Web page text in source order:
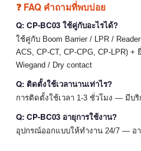
❓ FAQ คำถามที่พบบ่อย
Q: CP-BC03 ใช้คู่กับอะไรได้?
ใช้คู่กับ Boom Barrier / LPR /
ACS, CP-CT, CP-CPG, CP-LPR)
Wiegand / Dry contact
Q: ติดตั้งใช้เวลานานเท่าไร?
การติดตั้งใช้เวลา 1-3 ชั่วโมง — มีบริ
Q: CP-BC03 อายุการใช้งาน?
อุปกรณ์ออกแบบให้ทำงาน 24/7 — อา